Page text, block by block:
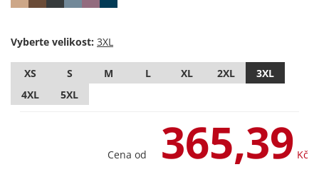
Vyberte velikost:
XS S M L XL 2XL
3XL
4XL
5XL
Cena od 365,39 Kč